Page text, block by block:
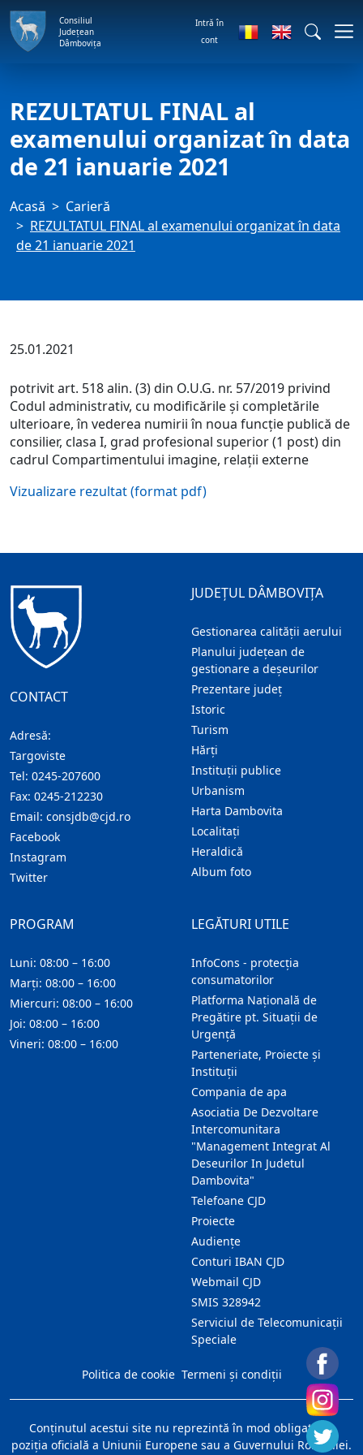
Consiliul
Județean
Dâmbovița
Intră în
cont
REZULTATUL FINAL al
examenului organizat în data
de 21 ianuarie 2021
Acasă
Carieră
REZULTATUL FINAL al examenului organizat în data
de 21 ianuarie 2021
25.01.2021
potrivit art. 518 alin. (3) din O.U.G. nr. 57/2019 privind
Codul administrativ, cu modificările şi completările
ulterioare, în vederea numirii în noua funcţie publică de
consilier, clasa I, grad profesional superior (1 post) din
cadrul Compartimentului imagine, relaţii externe
Vizualizare rezultat (format pdf)
CONTACT
Adresă:
Targoviste
Tel: 0245-207600
Fax: 0245-212230
Email: consjdb@cjd.ro
Facebook
Instagram
Twitter
JUDEȚUL DÂMBOVIȚA
Gestionarea calității aerului
Planului județean de
gestionare a deșeurilor
Prezentare judeţ
Istoric
Turism
Hărţi
Instituţii publice
Urbanism
Harta Dambovita
Localitaţi
Heraldică
Album foto
LEGĂTURI UTILE
InfoCons - protecția
consumatorilor
Platforma Națională de
Pregătire pt. Situații de
Urgență
Parteneriate, Proiecte și
Instituții
Compania de apa
Asociatia De Dezvoltare
Intercomunitara
"Management Integrat Al
Deseurilor In Judetul
Dambovita"
Telefoane CJD
Proiecte
Audienţe
Conturi IBAN CJD
Webmail CJD
SMIS 328942
Serviciul de Telecomunicații
Speciale
PROGRAM
Luni: 08:00 – 16:00
Marți: 08:00 – 16:00
Miercuri: 08:00 – 16:00
Joi: 08:00 – 16:00
Vineri: 08:00 – 16:00
Politica de cookie Termeni și condiții
Conţinutul acestui site nu reprezintă în mod obligatoriu
poziţia oficială a Uniunii Europene sau a Guvernului României.